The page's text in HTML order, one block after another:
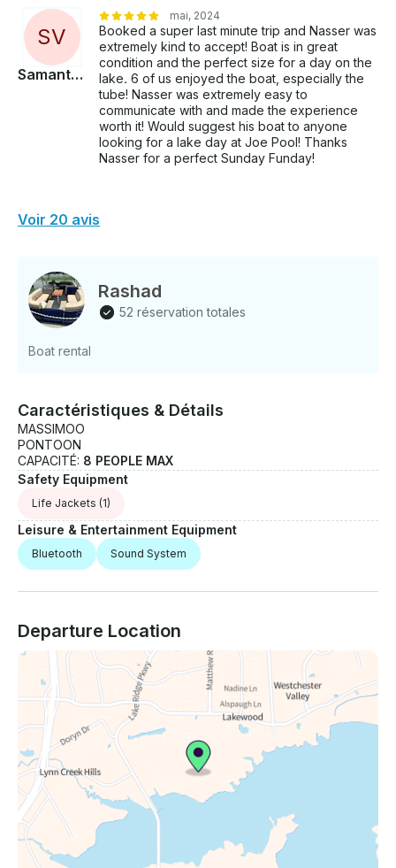
SV
Samantha
mai, 2024
Booked a super last minute trip and Nasser was
extremely kind to accept! Boat is in great
condition and the perfect size for a day on the
lake. 6 of us enjoyed the boat, especially the
tube! Nasser was extremely easy to
communicate with and made the experience
worth it! Would suggest his boat to anyone
looking for a lake day at Joe Pool! Thanks
Nasser for a perfect Sunday Funday!
Voir 20 avis
Rashad
52 réservation totales
Boat rental
Caractéristiques & Détails
MASSIMOO
PONTOON
CAPACITÉ: 8 PEOPLE MAX
Safety Equipment
Life Jackets (1)
Leisure & Entertainment Equipment
Bluetooth Sound System
Departure Location